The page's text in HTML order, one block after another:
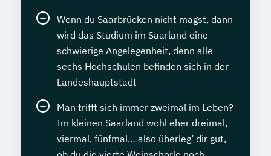
Wenn du Saarbrücken nicht magst, dann
wird das Studium im Saarland eine
schwierige Angelegenheit, denn alle
sechs Hochschulen befinden sich in der
Landeshauptstadt
Man trifft sich immer zweimal im Leben?
Im kleinen Saarland wohl eher dreimal,
viermal, fünfmal… also überleg‘ dir gut,